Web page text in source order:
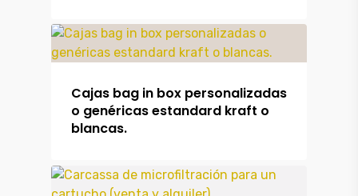
Cajas bag in box personalizadas
o genéricas estandard kraft o
blancas.